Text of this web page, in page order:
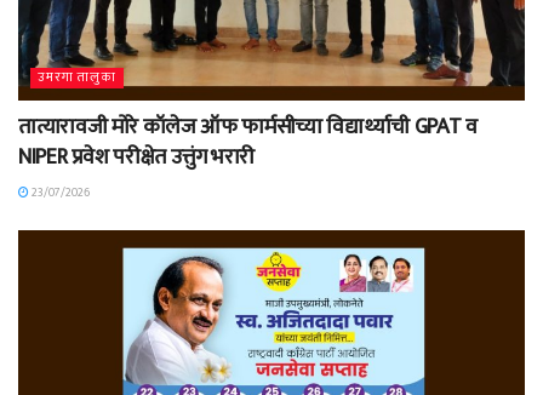
उमरगा तालुका
तात्यारावजी मोरे कॉलेज ऑफ फार्मसीच्या विद्यार्थ्याची GPAT व
NIPER प्रवेश परीक्षेत उत्तुंग भरारी
23/07/2026